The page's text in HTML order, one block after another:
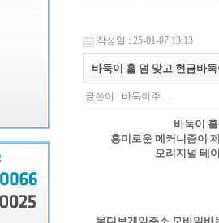
작성일 : 25-01-07 13:13
바둑이 홀 덤 맞고 현금바
글쓴이 : 바둑이주…
바둑이
흥미로운 메커니즘이
오리지널 테